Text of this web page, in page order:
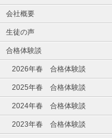
会社概要
生徒の声
合格体験談
2026年春 合格体験談
2025年春 合格体験談
2024年春 合格体験談
2023年春 合格体験談